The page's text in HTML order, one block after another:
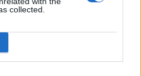
collected.